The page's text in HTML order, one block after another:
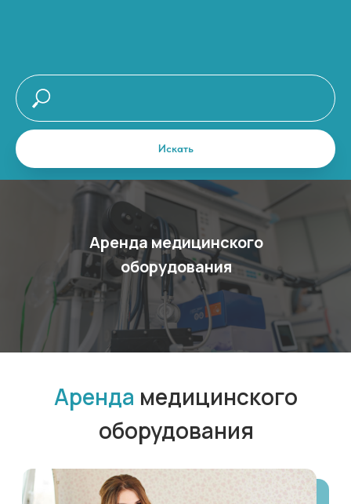
Искать
Аренда медицинского
оборудования
Арендамедицинского
оборудования